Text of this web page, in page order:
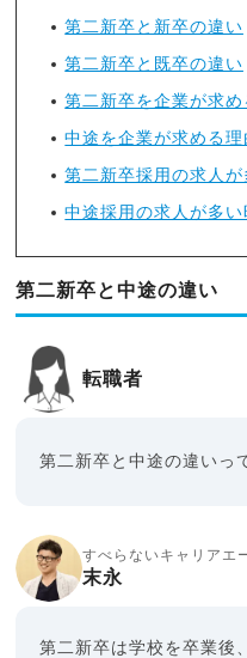
第二新卒と新卒の違い
第二新卒と既卒の違い
第二新卒を企業が求め
中途を企業が求める理
第二新卒採用の求人が
中途採用の求人が多い
第二新卒と中途の違い
転職者
第二新卒と中途の違いっ
すべらないキャリアエ
末永
第二新卒は学校を卒業後